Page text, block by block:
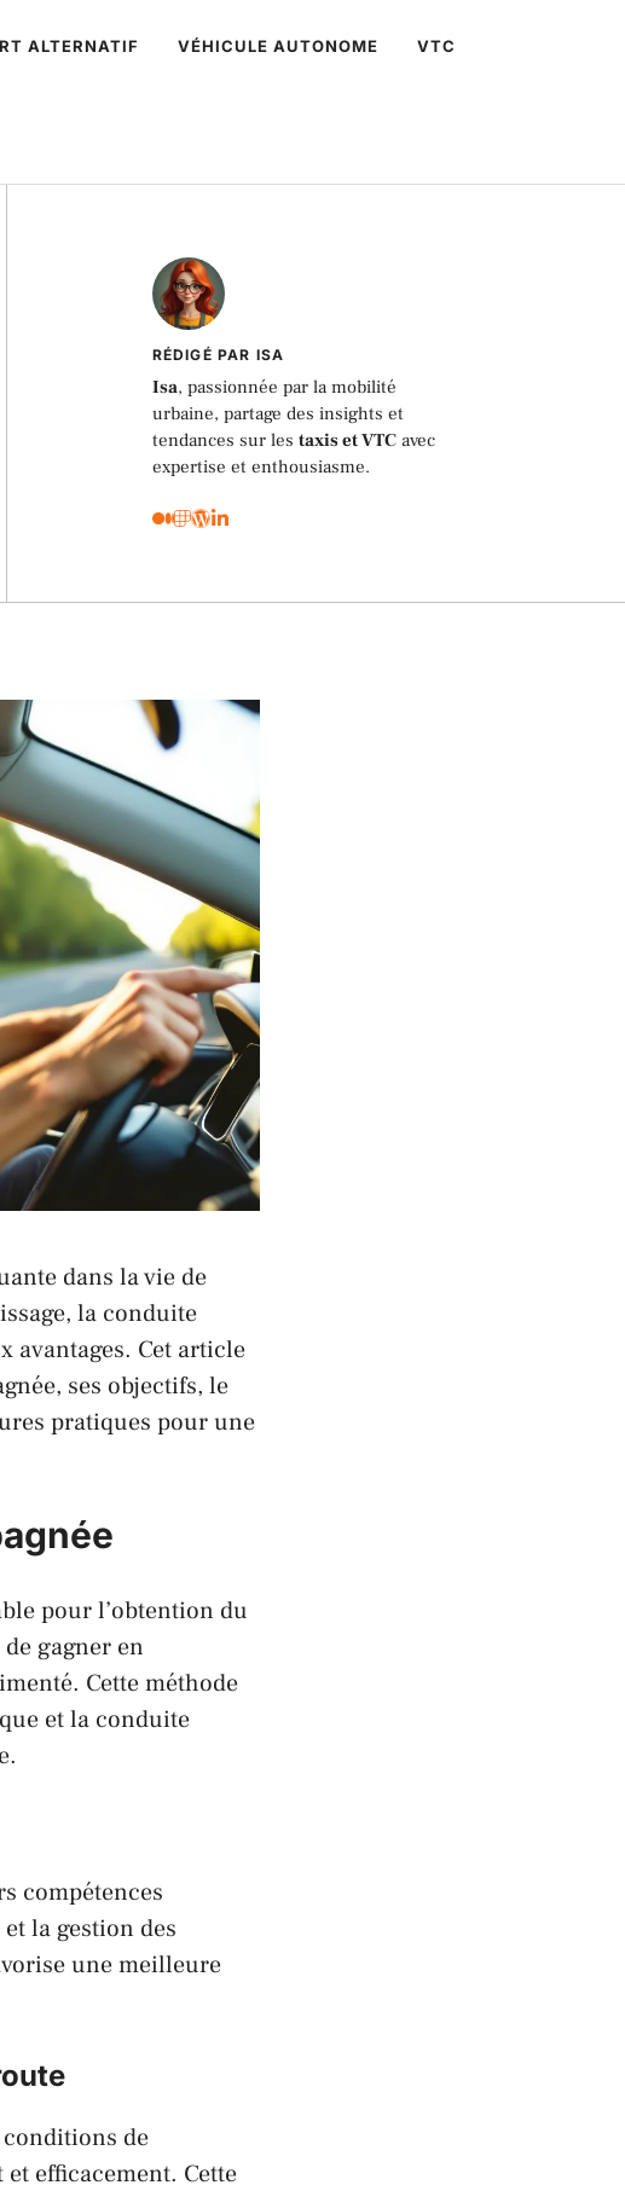
ALTERNATIF VÉHICULE AUTONOME VTC
RÉDIGÉ PAR ISA
Isa, passionnée par la mobilité
urbaine, partage des insights et
tendances sur les taxis et VTCavec
expertise et enthousiasme.
dans la vie de
la conduite
avantages. Cet article
ses objectifs, le
pratiques pour une
pour l’obtention du
gagner en
Cette méthode
et la conduite
compétences
la gestion des
une meilleure
conditions de
efficacement. Cette